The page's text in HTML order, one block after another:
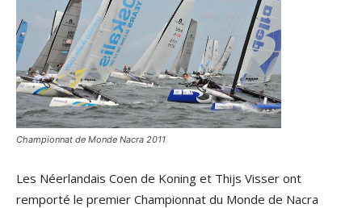
Championnat de Monde Nacra 2011
Les Néerlandais Coen de Koning et Thijs Visser ont
remporté le premier Championnat du Monde de Nacra